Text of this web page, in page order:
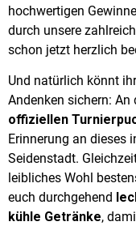
hochwertigen
durch unsere
schon jetzt herzlich
Und natürlich könnt
Andenken sichern: An
offiziellen
Erinnerung an dieses
Seidenstadt.
leibliches Wohl
euch durchgehend
kühle Getränke,